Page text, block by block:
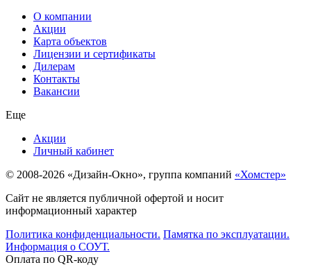
О компании
Акции
Карта объектов
Лицензии и сертификаты
Дилерам
Контакты
Вакансии
Еще
Акции
Личный кабинет
© 2008-2026 «Дизайн-Окно», группа компаний «Хомстер»
Сайт не является публичной офертой и носит
информационный характер
Политика конфиденциальности. Памятка по эксплуатации.
Информация о СОУТ.
Оплата по QR-коду